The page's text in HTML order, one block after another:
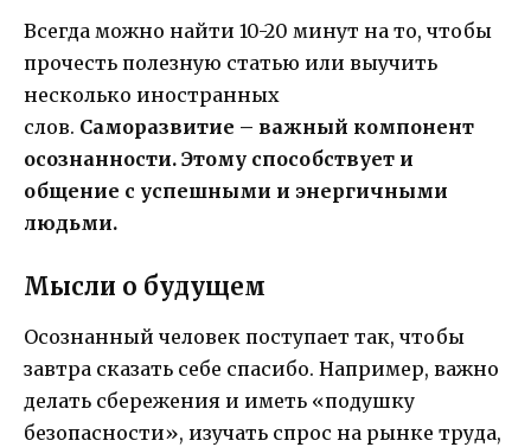
Всегда можно найти 10-20 минут на то, чтобы
прочесть полезную статью или выучить
несколько иностранных
слов. Саморазвитие – важный компонент
осознанности. Этому способствует и
общение с успешными и энергичными
людьми.
Мысли о будущем
Осознанный человек поступает так, чтобы
завтра сказать себе спасибо. Например, важно
делать сбережения и иметь «подушку
безопасности», изучать спрос на рынке труда,